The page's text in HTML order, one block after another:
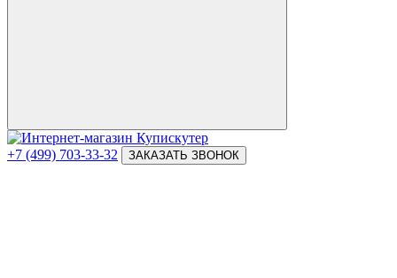
+7 (499) 703-33-32 ЗАКАЗАТЬ ЗВОНОК